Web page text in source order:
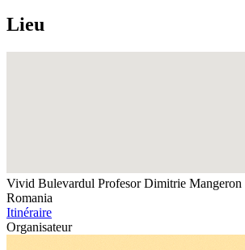
Lieu
Vivid Bulevardul Profesor Dimitrie Mangeron
Romania
Itinéraire
Organisateur